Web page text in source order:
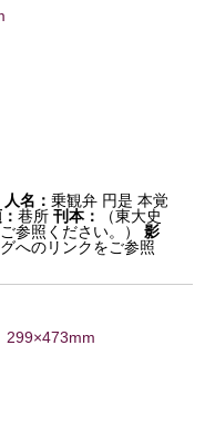
人名：乗観弁 円是 本覚
巷所 刊本：
（東大史
参照ください。）
影
へのリンクをご参照
299×473mm